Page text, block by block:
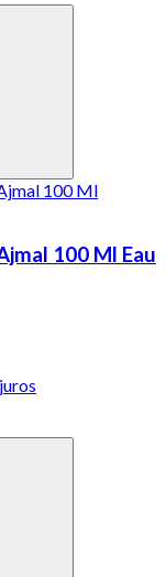
100 Ml Eau